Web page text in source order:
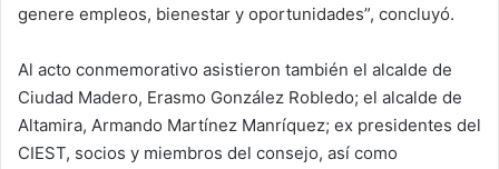
genere empleos, bienestar y oportunidades”, concluyó.
Al acto conmemorativo asistieron también el alcalde de
Ciudad Madero, Erasmo González Robledo; el alcalde de
Altamira, Armando Martínez Manríquez; ex presidentes del
CIEST, socios y miembros del consejo, así como